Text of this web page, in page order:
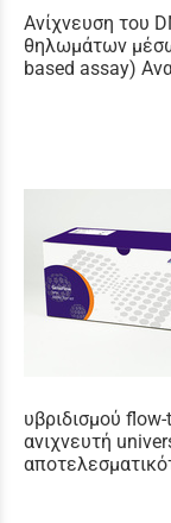
Aνίχνευση του
θηλωμάτων
based assay)
υβριδισμού
ανιχνευτή